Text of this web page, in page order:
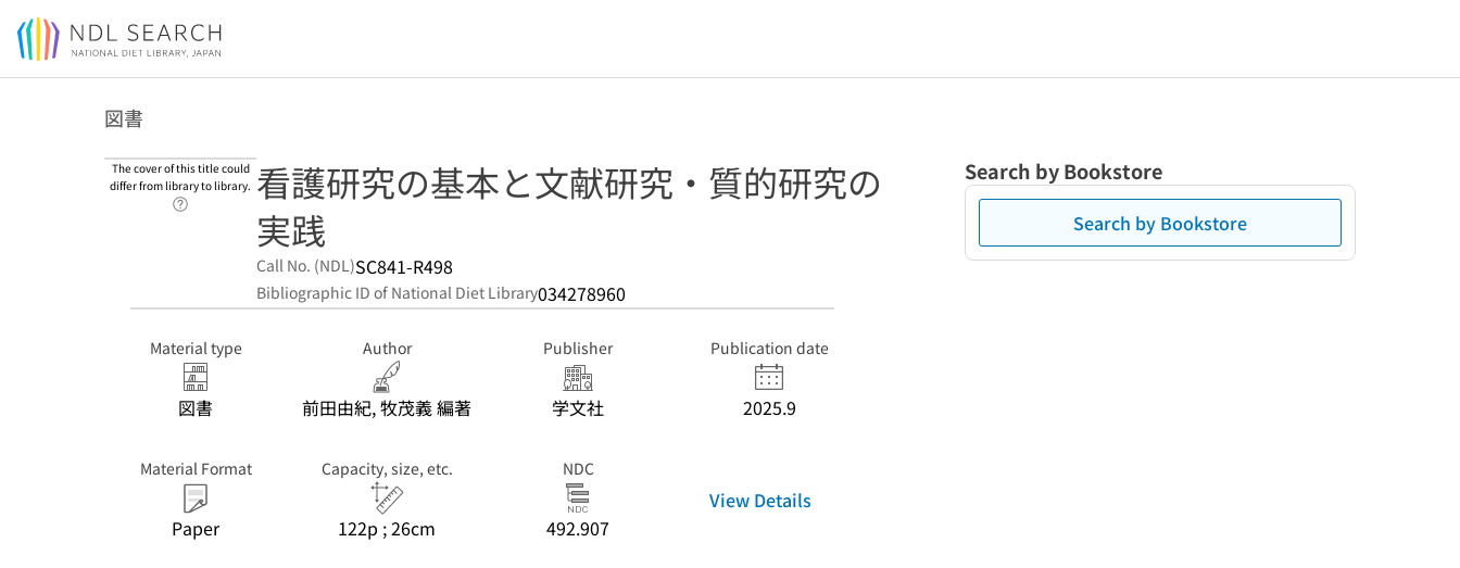
Jump to main content
図書
The cover of this title could
differ from library to library.
Link to Help Page
看護研究の基本と文献研究・質的研究の
実践
Call No. (NDL)SC841-R498
Bibliographic ID of National Diet Library034278960
Material type
図書
Author
前田由紀, 牧茂義 編著
Publisher
学文社
Publication date
2025.9
Material Format
Paper
Capacity, size, etc.
122p ; 26cm
NDC
492.907
View Details
Search by Bookstore
Search by Bookstore